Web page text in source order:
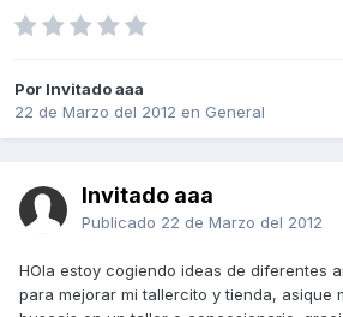
Por Invitado aaa
22 de Marzo del 2012 en General
Invitado aaa
Publicado 22 de Marzo del 2012
HOla estoy cogiendo ideas de diferentes
para mejorar mi tallercito y tienda, asique